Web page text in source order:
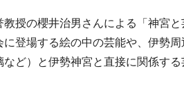
授の櫻井治男さんによる「神宮
登場する絵の中の芸能や、伊勢
ど）と伊勢神宮と直接に関係する